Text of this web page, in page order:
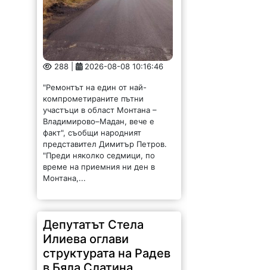
288 | 2026-08-08 10:16:46
компрометираните пътни
участъци в област Монтана –
Владимирово–Мадан, вече е
факт", съобщи народният
представител Димитър Петров.
"Преди няколко седмици, по
време на приемния ни ден в
Монтана,...
Депутатът Стела
Илиева оглави
структурата на Радев
в Бяла Слатина